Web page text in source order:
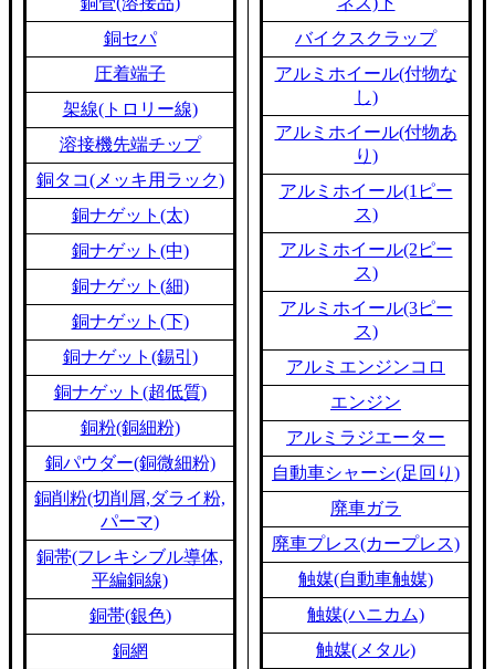
銅セパ
圧着端子
架線(トロリー線)
溶接機先端チップ
銅タコ(メッキ用ラック)
銅ナゲット(太)
銅ナゲット(中)
銅ナゲット(細)
銅ナゲット(下)
銅ナゲット(錫引)
銅ナゲット(超低質)
銅粉(銅細粉)
銅パウダー(銅微細粉)
銅削粉(切削屑,ダライ粉,
パーマ)
銅帯(フレキシブル導体,
平編銅線)
銅帯(銀色)
銅網
バイクスクラップ
アルミホイール(付物な
し)
アルミホイール(付物あ
り)
アルミホイール(1ピー
ス)
アルミホイール(2ピー
ス)
アルミホイール(3ピー
ス)
アルミエンジンコロ
エンジン
アルミラジエーター
自動車シャーシ(足回り)
廃車ガラ
廃車プレス(カープレス)
触媒(自動車触媒)
触媒(ハニカム)
触媒(メタル)